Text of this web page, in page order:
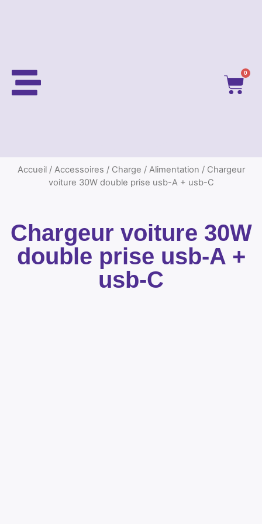
0
Accueil/ Accessoires / Charge / Alimentation / Chargeur
voiture 30W double prise usb-A + usb-C
Chargeur voiture 30W
double prise usb-A +
usb-C